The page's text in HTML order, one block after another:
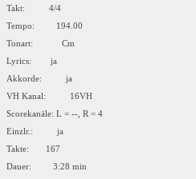
Takt: 4/4
Tempo: 194.00
Tonart: Cm
Lyrics: ja
Akkorde: ja
VH Kanal: 16VH
Scorekanäle: L = --, R = 4
Einzlr.: ja
Takte: 167
Dauer: 3:28 min